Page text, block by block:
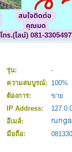
รุ่น:
-
ความสมบูรณ์:
100%
ต้องการ:
ขาย
IP Address:
อีเมล์:
มือถือ: